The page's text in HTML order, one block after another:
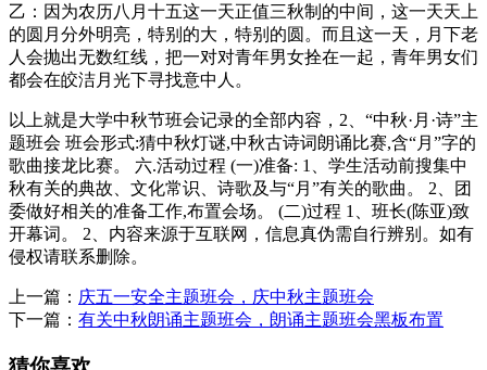
乙：因为农历八月十五这一天正值三秋制的中间，这一天天上
的圆月分外明亮，特别的大，特别的圆。而且这一天，月下老
人会抛出无数红线，把一对对青年男女拴在一起，青年男女们
都会在皎洁月光下寻找意中人。
以上就是大学中秋节班会记录的全部内容，2、“中秋·月·诗”主
题班会 班会形式:猜中秋灯谜,中秋古诗词朗诵比赛,含“月”字的
歌曲接龙比赛。 六.活动过程 (一)准备: 1、学生活动前搜集中
秋有关的典故、文化常识、诗歌及与“月”有关的歌曲。 2、团
委做好相关的准备工作,布置会场。 (二)过程 1、班长(陈亚)致
开幕词。 2、内容来源于互联网，信息真伪需自行辨别。如有
侵权请联系删除。
上一篇： 庆五一安全主题班会，庆中秋主题班会
下一篇： 有关中秋朗诵主题班会，朗诵主题班会黑板布置